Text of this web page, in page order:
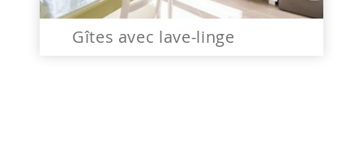
Gîtes avec lave-linge